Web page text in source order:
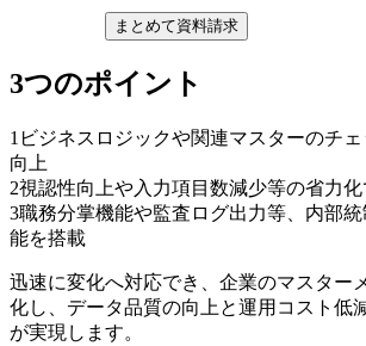
まとめて資料請求
3つのポイント
1 ビジネスロジックや関連マスターのチ
向上
2視認性向上や入力項目数減少等の省力
3職務分掌機能や監査ログ出力等、内部
能を搭載
迅速に変化へ対応でき、企業のマスター
化し、データ品質の向上と運用コスト低
が実現します。